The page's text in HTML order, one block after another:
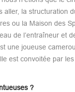
la structuration
ou la Maison des
de l’entraîneur et
joueuse
est convoitée par
?